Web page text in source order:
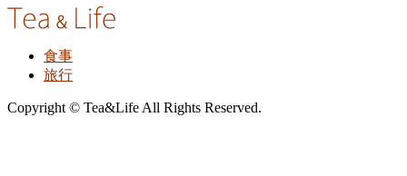
食事
旅行
Copyright © Tea&Life All Rights Reserved.